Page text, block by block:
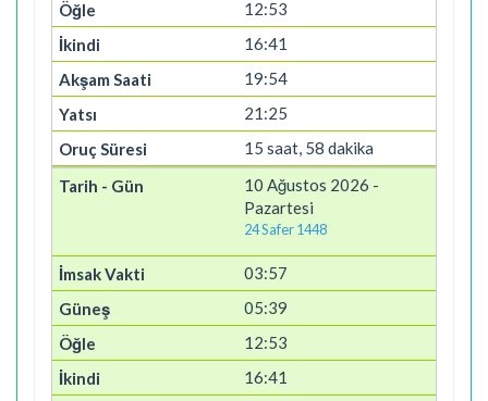
12:53
16:41
19:54
21:25
15 saat, 58 dakika
10 Ağustos 2026 -
Pazartesi
24 Safer 1448
03:57
05:39
12:53
16:41